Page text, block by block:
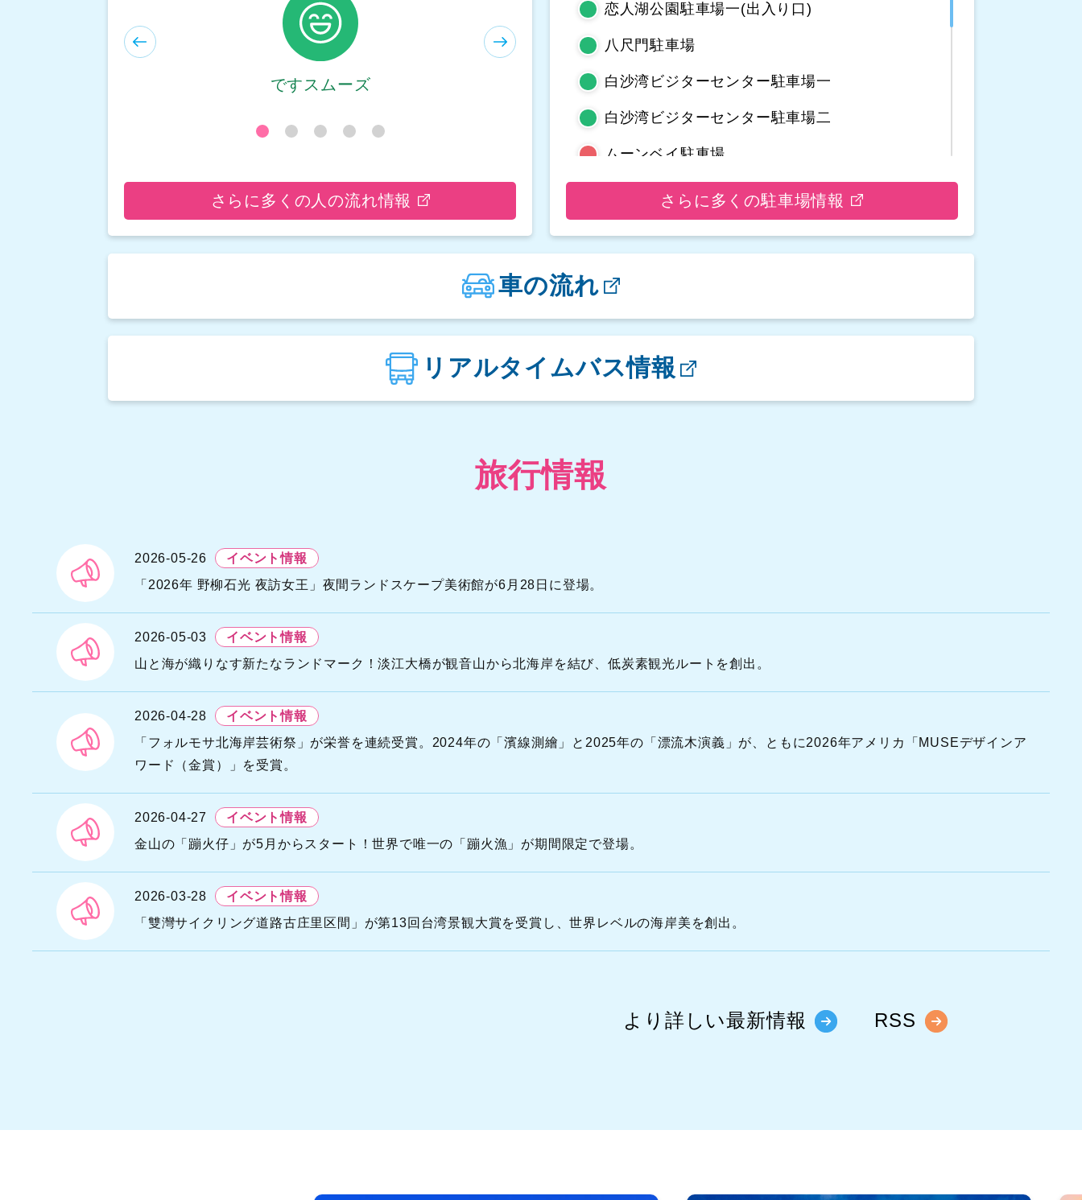
T
H
T
A
N
D
G
U
A
Y
INS
S
A
ですスムーズ
ですスムーズ
さらに多くの人の流れ情報
恋人湖公園駐車場一(出入り口)
八尺門駐車場
白沙湾ビジターセンター駐車場一
白沙湾ビジターセンター駐車場二
ムーンベイ駐車場
野柳地質公園駐車場
観音山遊客中心駐車場一
楓櫃斗湖駐車場
翡翠湾駐車場
金山立体駐車場
さらに多くの駐車場情報
車の流れ
リアルタイムバス情報
旅行情報
2026-05-26
イベント情報
「2026年 野柳石光 夜訪女王」夜間ランドスケープ美術館が6月28日に登場。
2026-05-03
イベント情報
山と海が織りなす新たなランドマーク！淡江大橋が観音山から北海岸を結び、低炭素観光ルートを創出。
2026-04-28
イベント情報
「フォルモサ北海岸芸術祭」が栄誉を連続受賞。2024年の「濱線測繪」と2025年の「漂流木演義」が、ともに2026年アメリカ「MUSEデザインア
ワード（金賞）」を受賞。
2026-04-27
イベント情報
金山の「蹦火仔」が5月からスタート！世界で唯一の「蹦火漁」が期間限定で登場。
2026-03-28
イベント情報
「雙灣サイクリング道路古庄里区間」が第13回台湾景観大賞を受賞し、世界レベルの海岸美を創出。
より詳しい最新情報 RSS